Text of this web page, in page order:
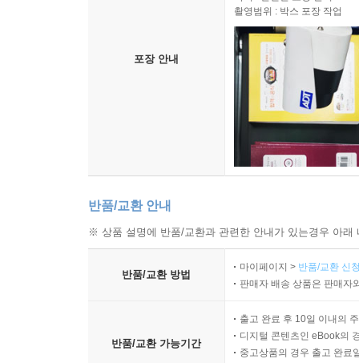
포장 안내
촬영범위 : 박스 포장 작업
반품/교환 안내
※ 상품 설명에 반품/교환과 관련한 안내가 있는경우 아
반품/교환 방법
마이페이지 > 반품/교환 신
판매자 배송 상품은 판매자
반품/교환 가능기간
출고 완료 후 10일 이내의
디지털 콘텐츠인 eBook의
중고상품의 경우 출고 완료